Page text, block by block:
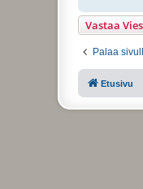
Vastaa
Palaa
Etusivu